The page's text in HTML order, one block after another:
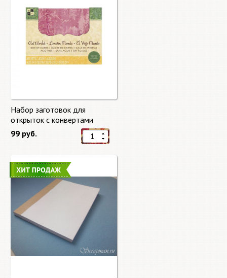
Набор заготовок для
открыток с конвертами
Старый мир (Old World) от
DCWV
99 руб.